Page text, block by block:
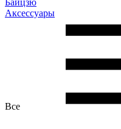
Байцзю
Аксессуары
Все